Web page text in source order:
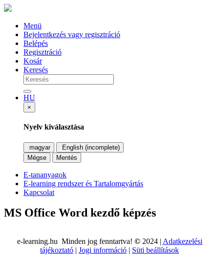
Menü
Bejelentkezés vagy regisztráció
Belépés
Regisztráció
Kosár
Keresés
HU
×
Nyelv kiválasztása
magyar
English (incomplete)
Mégse
Mentés
E-tananyagok
E-learning rendszer és Tartalomgyártás
Kapcsolat
MS Office Word kezdő képzés
e-learning.hu Minden jog fenntartva! © 2024 | Adatkezelési
tájékoztató | Jogi információ | Süti beállítások